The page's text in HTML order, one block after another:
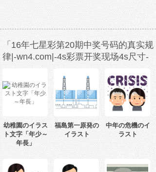
「16年七星彩第20期中奖号码的真实规
律|-wn4.com|-4s彩票开奖现场4s尺寸-
w3b2s1-2023年3月19日6时5分38
秒-6vo9rh9ay.com」の検索結果
幼稚園のイラス
ト文字「年少～
年長」
福島第一原発の
イラスト
中年の危機のイ
ラスト